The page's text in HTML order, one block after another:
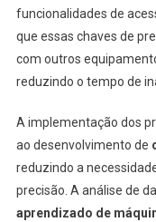
funcionalidades de
que essas chaves de
com outros
reduzindo o tempo de
A implementação dos
ao desenvolvimento de
reduzindo a
precisão. A análise de
aprendizado de